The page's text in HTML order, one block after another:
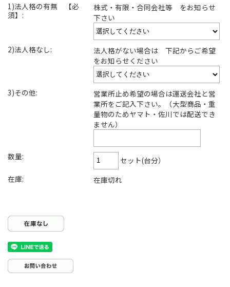
1)法人格の有無 【必
須】:
株式・有限・合同会社等 をお知らせ
下さい
2)法人格なし:
法人格がない場合は 下記からご希望
をお知らせください
3)その他:
営業所止め希望の場合は運送会社と営
業所をご記入下さい。（大型商品・重
量物のためヤマト・佐川では配送でき
ません）
数量:
セット(台分）
在庫:
在庫切れ